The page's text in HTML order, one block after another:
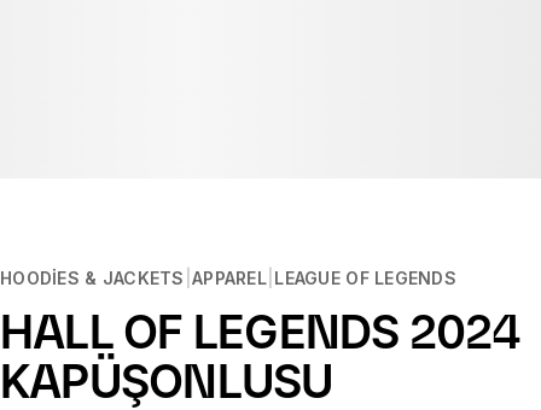
HOODIES & JACKETS APPAREL LEAGUE OF LEGENDS
HALL OF LEGENDS 2024
KAPÜŞONLUSU